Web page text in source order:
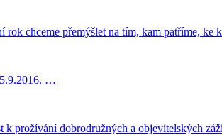
chceme přemýšlet na tím, kam patříme, ke
…
k prožívání dobrodružných a objevitelských